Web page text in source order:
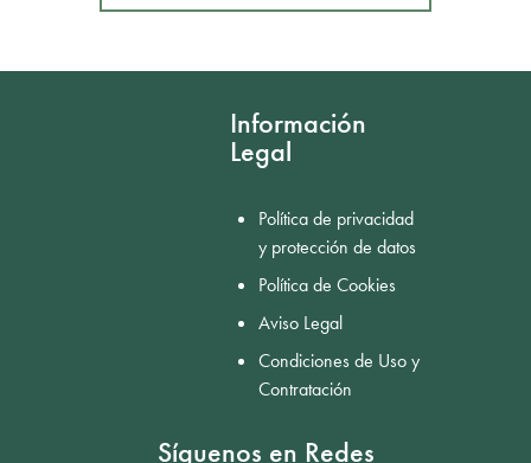
Información
Legal
Política de privacidad
y protección de datos
Política de Cookies
Aviso Legal
Condiciones de Uso y
Contratación
Síguenos en Redes